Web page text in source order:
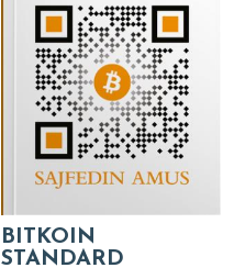
BITKOIN
STANDARD